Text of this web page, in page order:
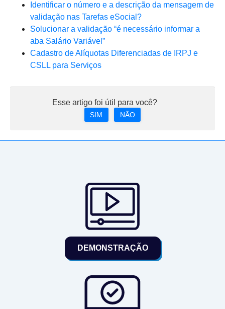
Identificar o número e a descrição da mensagem de
validação nas Tarefas eSocial?
Solucionar a validação “é necessário informar a
aba Salário Variável”
Cadastro de Alíquotas Diferenciadas de IRPJ e
CSLL para Serviços
Esse artigo foi útil para você?
SIM NÃO
DEMONSTRAÇÃO